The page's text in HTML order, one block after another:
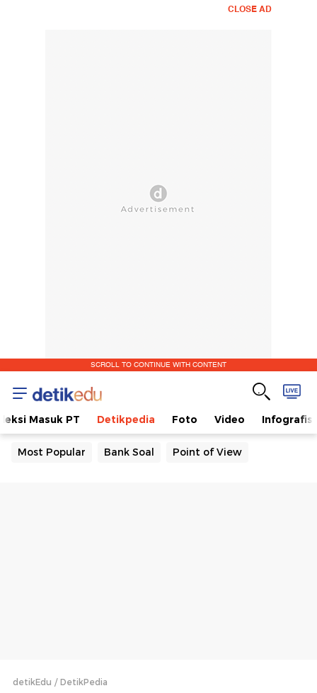
CLOSE AD
SCROLL TO CONTINUE WITH CONTENT
Masuk PT Detikpedia Foto Video Infografis
Most Popular Bank Soal Point of View
detikEdu DetikPedia